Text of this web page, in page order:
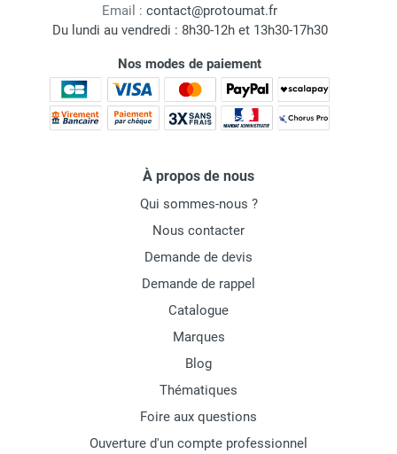
Email : contact@protoumat.fr
Du lundi au vendredi : 8h30-12h et 13h30-17h30
Nos modes de paiement
À propos de nous
Qui sommes-nous ?
Nous contacter
Demande de devis
Demande de rappel
Catalogue
Marques
Blog
Thématiques
Foire aux questions
Ouverture d'un compte professionnel